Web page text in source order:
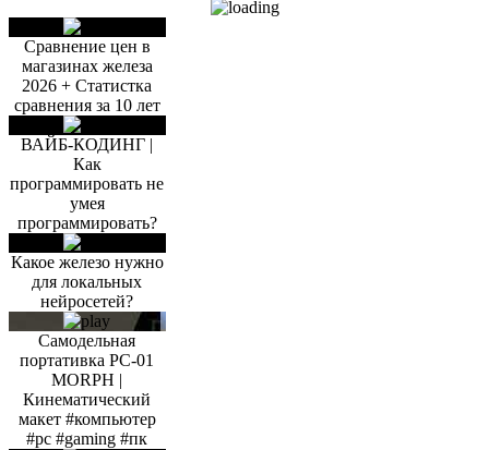
Сравнение цен в
магазинах железа
2026 + Статистка
сравнения за 10 лет
ВАЙБ-КОДИНГ |
Как
программировать не
умея
программировать?
Какое железо нужно
для локальных
нейросетей?
Самодельная
портативка PC-01
MORPH |
Кинематический
макет #компьютер
#pc #gaming #пк